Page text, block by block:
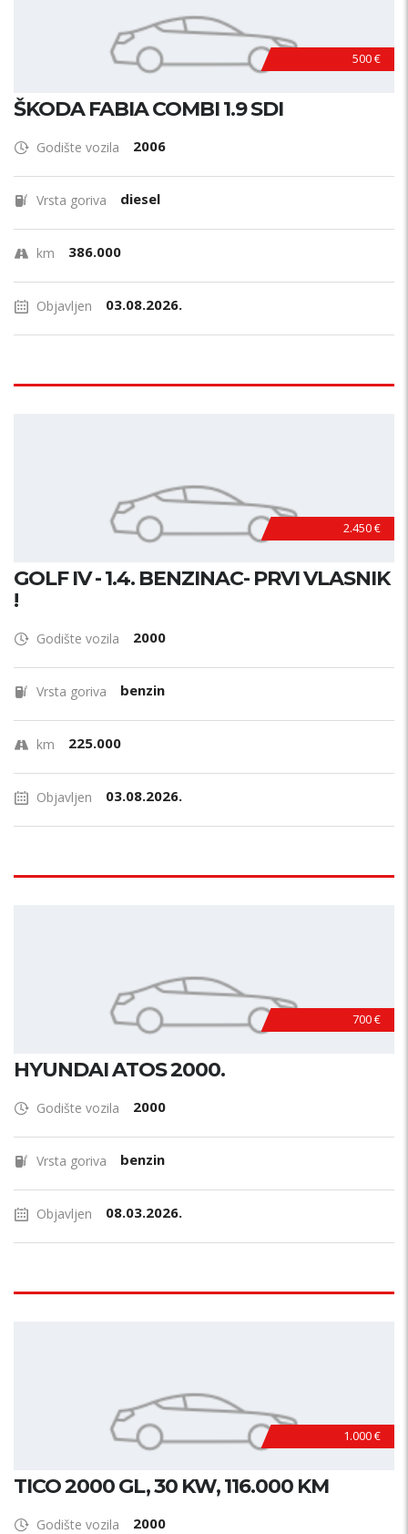
500 €
ŠKODA FABIA COMBI 1.9 SDI
Godište vozila 2006
Vrsta goriva diesel
km 386.000
Objavljen 03.08.2026.
2.450 €
GOLF IV - 1.4. BENZINAC- PRVI VLASNIK
!
Godište vozila 2000
Vrsta goriva benzin
km 225.000
Objavljen 03.08.2026.
700 €
HYUNDAI ATOS 2000.
Godište vozila 2000
Vrsta goriva benzin
Objavljen 08.03.2026.
1.000 €
TICO 2000 GL, 30 KW, 116.000 KM
Godište vozila 2000